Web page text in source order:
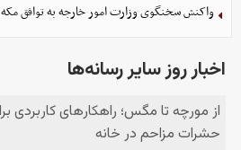
واکنش سخنگوی وزارت امور خارجه به توافق مکه